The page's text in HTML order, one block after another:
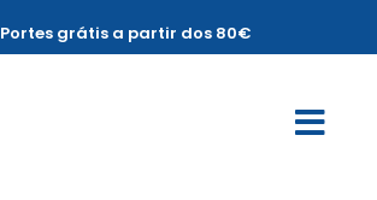
Portes grátis a partir dos 80€